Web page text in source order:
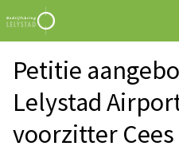
Petitie
Lelystad
voorzitter